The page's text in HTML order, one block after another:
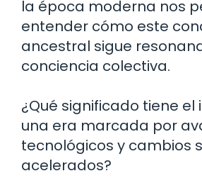
la época moderna nos
entender cómo este
ancestral sigue
conciencia colectiva.
¿Qué significado tiene el
una era marcada por
tecnológicos y cambios
acelerados?